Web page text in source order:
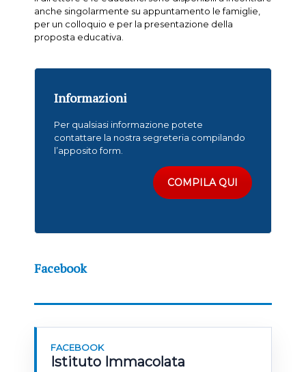
anche singolarmente su appuntamento le famiglie,
per un colloquio e per la presentazione della
proposta educativa.
Informazioni
Per qualsiasi informazione potete
contattare la nostra segreteria compilando
l’apposito form.
COMPILA QUI
Facebook
FACEBOOK
Istituto Immacolata